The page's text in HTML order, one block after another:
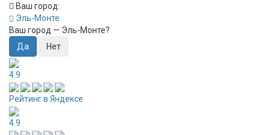
Ваш город:
Эль-Монте
Ваш город — Эль-Монте?
4.9
Рейтинг в Яндексе
4.9